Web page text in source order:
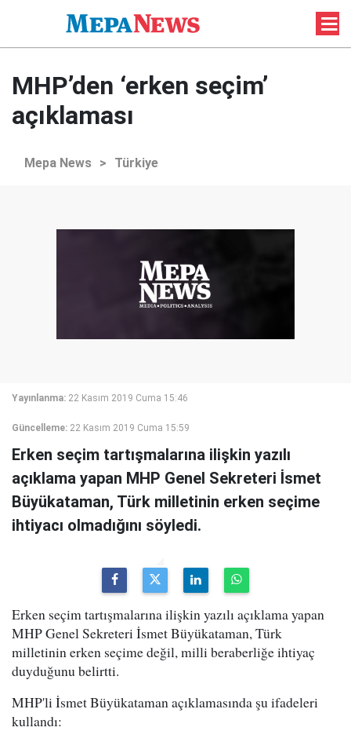
MHP’den ‘erken seçim’
açıklaması
Mepa News > Türkiye
Yayınlanma: 22 Kasım 2019 Cuma 15:46
Güncelleme: 22 Kasım 2019 Cuma 15:59
Erken seçim tartışmalarına ilişkin yazılı
açıklama yapan MHP Genel Sekreteri İsmet
Büyükataman, Türk milletinin erken seçime
ihtiyacı olmadığını söyledi.
Erken seçim tartışmalarına ilişkin yazılı açıklama yapan
MHP Genel Sekreteri İsmet Büyükataman, Türk
milletinin erken seçime değil, milli beraberliğe ihtiyaç
duyduğunu belirtti.
MHP'li İsmet Büyükataman açıklamasında şu ifadeleri
kullandı: